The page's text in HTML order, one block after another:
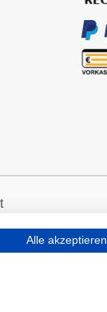
Alle akzeptieren